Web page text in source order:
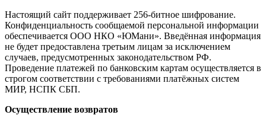
Настоящий сайт поддерживает 256-битное шифрование.
Конфиденциальность сообщаемой персональной информации
обеспечивается ООО НКО «ЮМани». Введённая информация
не будет предоставлена третьим лицам за исключением
случаев, предусмотренных законодательством РФ.
Проведение платежей по банковским картам осуществляется в
строгом соответствии с требованиями платёжных систем
МИР, НСПК СБП.
Осуществление возвратов